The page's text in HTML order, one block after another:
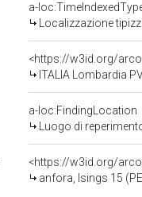
a-
Localizzazione
<https://w3id.org/
ITALIA Lombardia
a-loc:FindingLocation
Luogo di
<https://w3id.org/
anfora, Isings 15